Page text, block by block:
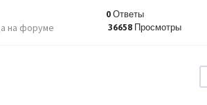
на форуме
0 Ответы
36658 Просмотры